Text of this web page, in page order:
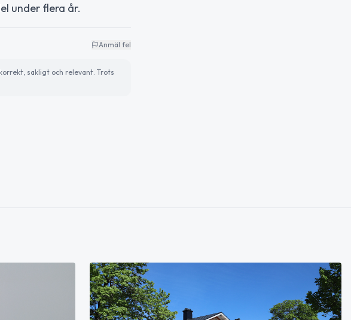
under flera år.
Anmäl fel
sakligt och relevant. Trots